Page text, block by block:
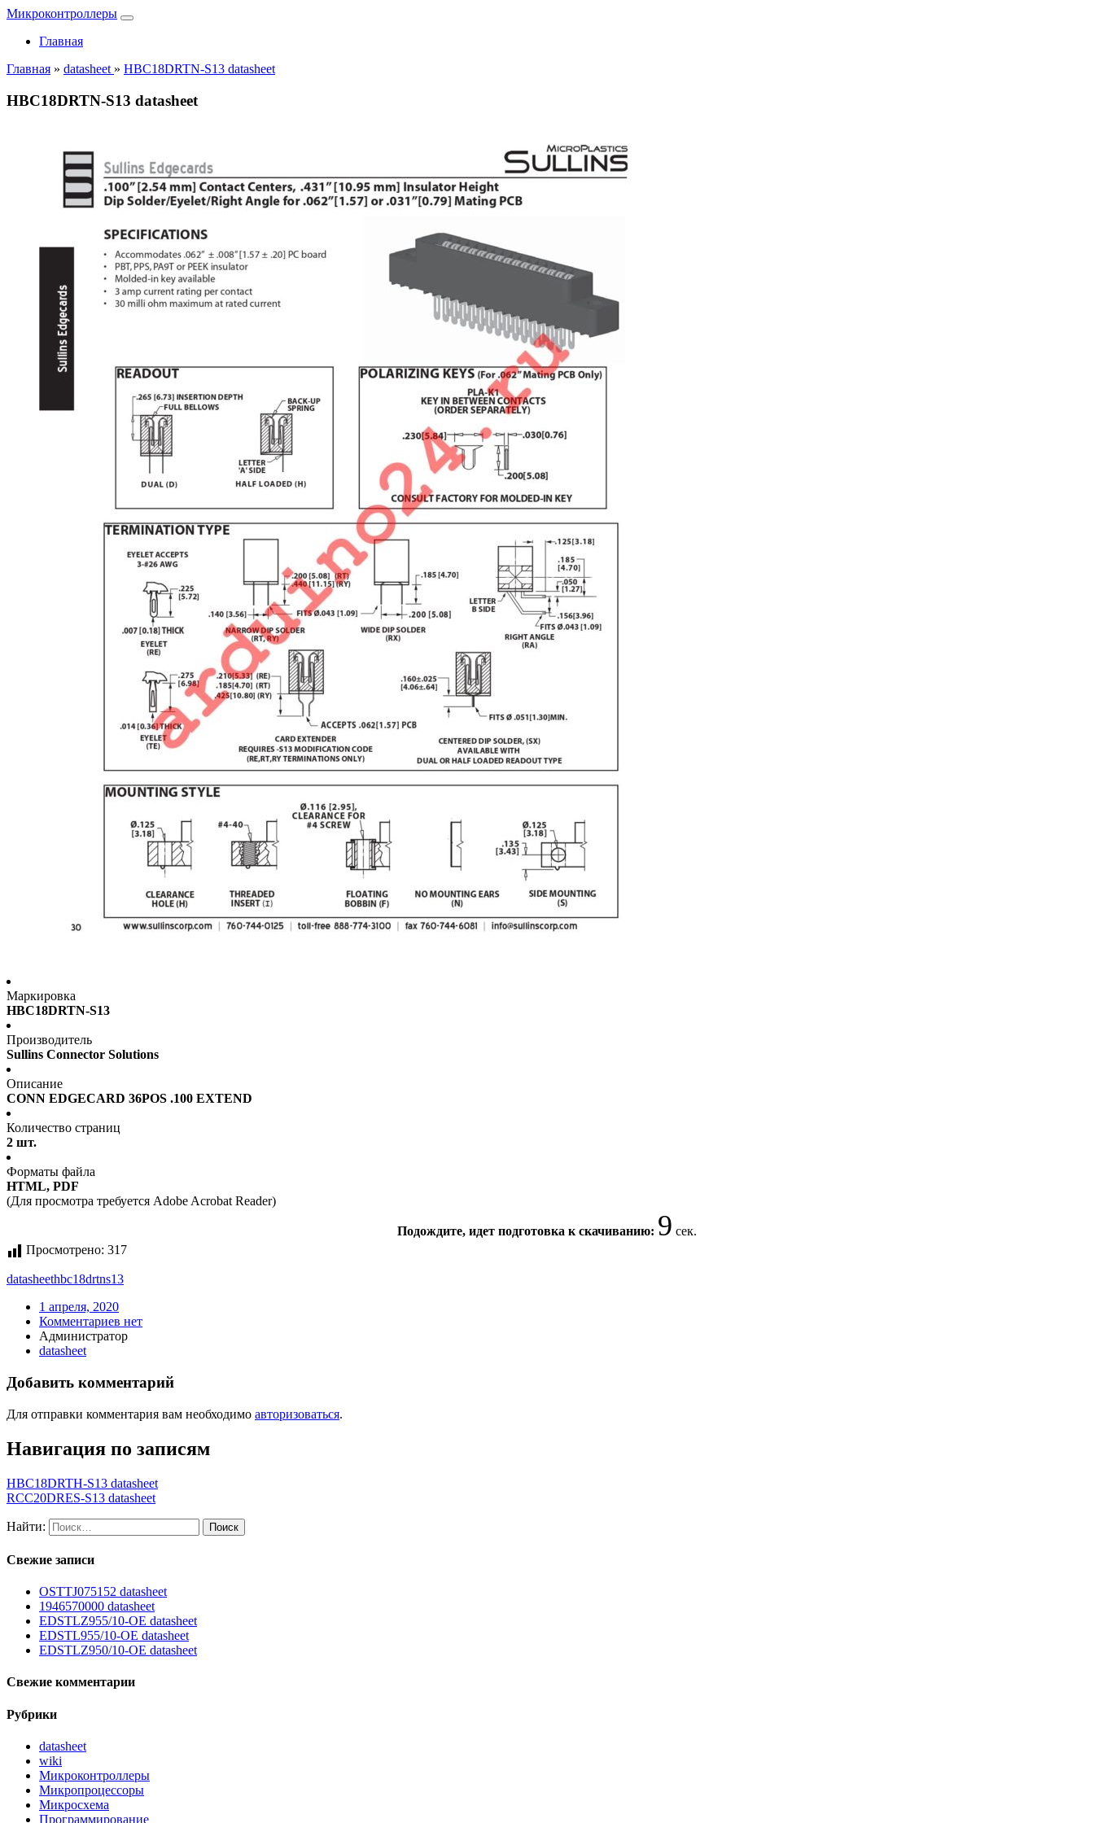
Микроконтроллеры
Главная
Главная » datasheet » HBC18DRTN-S13 datasheet
HBC18DRTN-S13 datasheet
Маркировка
HBC18DRTN-S13
Производитель
Sullins Connector Solutions
Описание
CONN EDGECARD 36POS .100 EXTEND
Количество страниц
2 шт.
Форматы файла
HTML, PDF
(Для просмотра требуется Adobe Acrobat Reader)
Подождите, идет подготовка к скачиванию: 9 сек.
Просмотрено: 317
datasheethbc18drtns13
1 апреля, 2020
Комментариев нет
Администратор
datasheet
Добавить комментарий
Для отправки комментария вам необходимо авторизоваться.
Навигация по записям
HBC18DRTH-S13 datasheet
RCC20DRES-S13 datasheet
Найти:
Свежие записи
OSTTJ075152 datasheet
1946570000 datasheet
EDSTLZ955/10-OE datasheet
EDSTL955/10-OE datasheet
EDSTLZ950/10-OE datasheet
Свежие комментарии
Рубрики
datasheet
wiki
Микроконтроллеры
Микропроцессоры
Микросхема
Программирование